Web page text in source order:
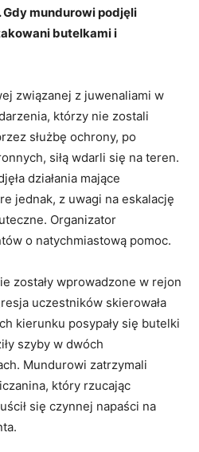
mundurowi podjęli
butelkami i
związanej z juwenaliami w
którzy nie zostali
służbę ochrony, po
siłą wdarli się na teren.
działania mające
jednak, z uwagi na eskalację
Organizator
o natychmiastową pomoc.
zostały wprowadzone w rejon
uczestników skierowała
kierunku posypały się butelki
szyby w dwóch
Mundurowi zatrzymali
który rzucając
się czynnej napaści na